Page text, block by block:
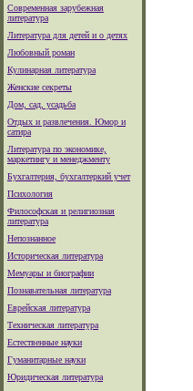
Современная зарубежная
литература
Литература для детей и о детях
Любовный роман
Кулинарная литература
Женские секреты
Дом, сад, усадьба
Отдых и развлечения. Юмор и
сатира
Литература по экономике,
маркетингу и менеджменту
Бухгалтерия, бухгалтеркий учет
Психология
Философская и религиозная
литература
Непознанное
Историческая литература
Мемуары и биографии
Познавательная литература
Еврейская литература
Техническая литература
Естественные науки
Гуманитарные науки
Юридическая литература